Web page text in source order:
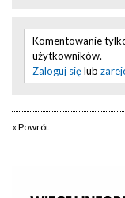
Komentowanie
użytkowników.
Zaloguj sięlub
« Powrót